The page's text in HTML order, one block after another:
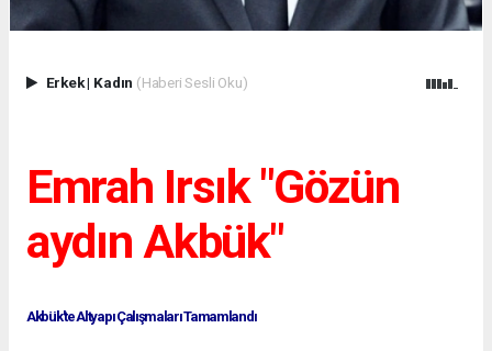
Erkek| Kadın (Haberi Sesli Oku)
Emrah Irsık "Gözün
aydın Akbük"
Akbük'te Altyapı Çalışmaları Tamamlandı